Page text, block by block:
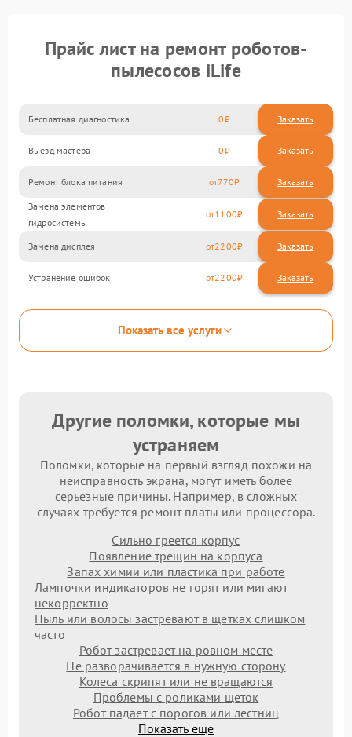
Прайс лист на ремонт роботов-
пылесосов iLife
Бесплатная диагностика 0 Заказать
Выезд мастера 0 Заказать
Ремонт блока питания 770
Замена элементов
гидросистемы
1100
Замена дисплея 2200
Устранение ошибок 2200
Показать все услуги
Другие поломки, которые мы
устраняем
Поломки, которые на первый взгляд похожи на
неисправность экрана, могут иметь более
серьезные причины. Например, в сложных
случаях требуется ремонт платы или процессора.
Сильно греется корпус
Появление трещин на корпуса
Запах химии или пластика при работе
Лампочки индикаторов не горят или мигают
некорректно
Пыль или волосы застревают в щетках слишком
часто
Робот застревает на ровном месте
Не разворачивается в нужную сторону
Колеса скрипят или не вращаются
Проблемы с роликами щеток
Робот падает с порогов или лестниц
Показать еще